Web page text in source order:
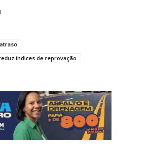
índices de reprovação